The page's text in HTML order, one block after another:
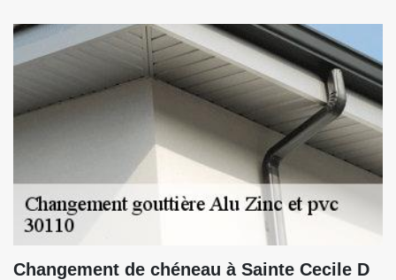
Changement de chéneau à Sainte Cecile D